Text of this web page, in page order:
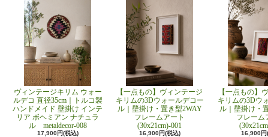
ヴィンテージキリム ウォー
ルデコ 直径35cm｜トルコ製
ハンドメイド 壁掛け インテ
リア ボヘミアン ナチュラ
ル metaldecor-008
17,900円(税込)
【一点もの】ヴィンテージ
キリムの3Dウォールデコー
ル｜壁掛け・置き型2WAY
フレームアート
(30x21cm)-001
16,900円(税込)
【一点もの】
キリムの3Dウ
ル｜壁掛け・
フレーム
16,900円